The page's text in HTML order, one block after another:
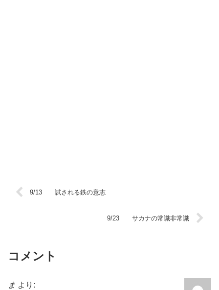
9/13 試される鉄の意志
9/23 サカナの常識非常識
コメント
ま より: